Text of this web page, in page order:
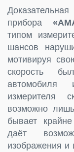
прибора
типом
шансов
мотивируя
скорость
измерителя
возможно
бывает крайне
даёт
изображения и